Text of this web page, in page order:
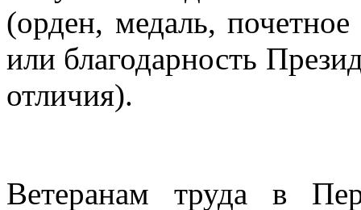
(орден, медаль,
или благодарность
отличия).
Ветеранам труда в